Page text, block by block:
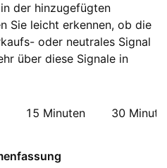
der hinzugefügten
Sie leicht erkennen, ob die
oder neutrales Signal
über diese Signale in
15 Minuten 30